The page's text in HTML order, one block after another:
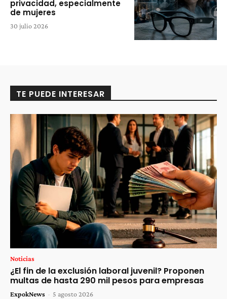
privacidad, especialmente
de mujeres
30 julio 2026
TE PUEDE INTERESAR
Noticias
¿El fin de la exclusión laboral juvenil? Proponen
multas de hasta 290 mil pesos para empresas
ExpokNews - 5 agosto 2026